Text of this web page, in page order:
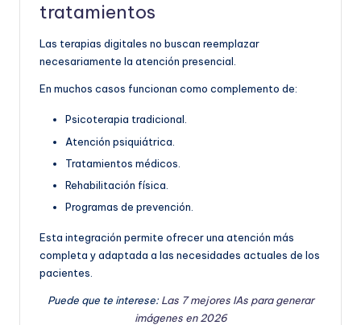
tratamientos
Las terapias digitales no buscan reemplazar
necesariamente la atención presencial.
En muchos casos funcionan como complemento de:
Psicoterapia tradicional.
Atención psiquiátrica.
Tratamientos médicos.
Rehabilitación física.
Programas de prevención.
Esta integración permite ofrecer una atención más
completa y adaptada a las necesidades actuales de los
pacientes.
Puede que te interese:Las 7 mejores IAs para generar
imágenes en 2026